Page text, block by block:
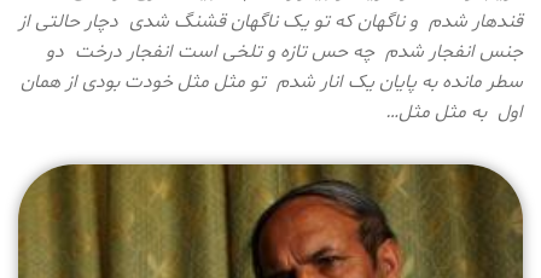
قندهار شدم و ناگهان که تو یک ناگهان قشنگ شدی دچار حالتی از
جنس انفجار شدم چه حس تازه و تلخی است انفجار درخت دو
سطر مانده به پایان یک انار شدم تو مثل مثل خودت بودی از همان
اول به مثل مثل…